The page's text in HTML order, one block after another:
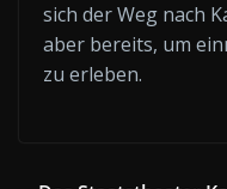
sich der Weg nach
aber bereits, um
zu erleben.